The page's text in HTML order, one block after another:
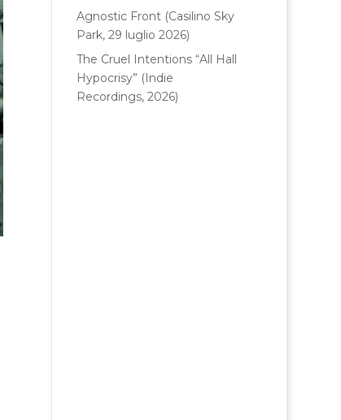
Agnostic Front (Casilino Sky
Park, 29 luglio 2026)
The Cruel Intentions “All Hall
Hypocrisy” (Indie
Recordings, 2026)